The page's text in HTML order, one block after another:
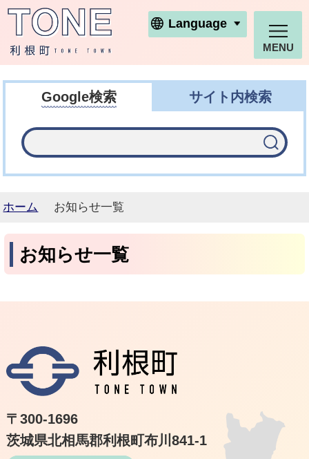
利根町ホームページ
Language
MENU
Google検索 サイト内検索
ホーム お知らせ一覧
お知らせ一覧
〒300-1696
茨城県北相馬郡利根町布川841-1